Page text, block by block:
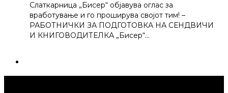
Слаткарница „Бисер“ објавува оглас за
вработување и го проширува својот тим! –
РАБОТНИЧКИ ЗА ПОДГОТОВКА НА СЕНДВИЧИ
И КНИГОВОДИТЕЛКА „Бисер“…